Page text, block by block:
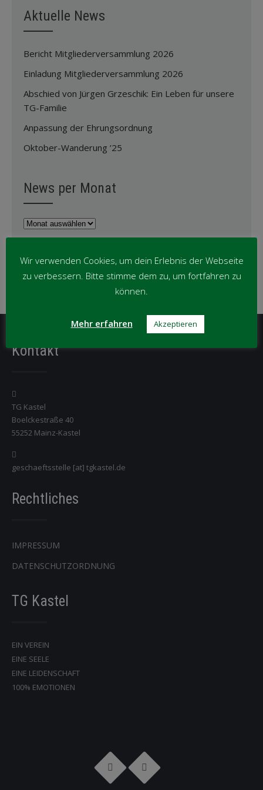
Aktuelle News
Bericht Mitgliederversammlung 2026
Einladung Mitgliederversammlung 2026
Abschied von Jürgen Grzeschik: Ein Leben für unsere
TG-Familie
Anpassung der Ehrungsordnung
Oktober-Wanderung ’25
News per Monat
News
per
News per Kategorie
Kontakt
TG Kastel
Boelckestraße 40
55252 Mainz-Kastel
geschaeftsstelle [at] tgkastel.de
Rechtliches
IMPRESSUM
DATENSCHUTZORDNUNG
TG Kastel
EIN VEREIN
EINE SEELE
EINE LEIDENSCHAFT
100% EMOTIONEN
Wir verwenden Cookies, um dein Erlebnis der Webseite
zu verbessern. Bitte stimme dem zu, um fortfahren zu
können.
Mehr erfahren Akzeptieren